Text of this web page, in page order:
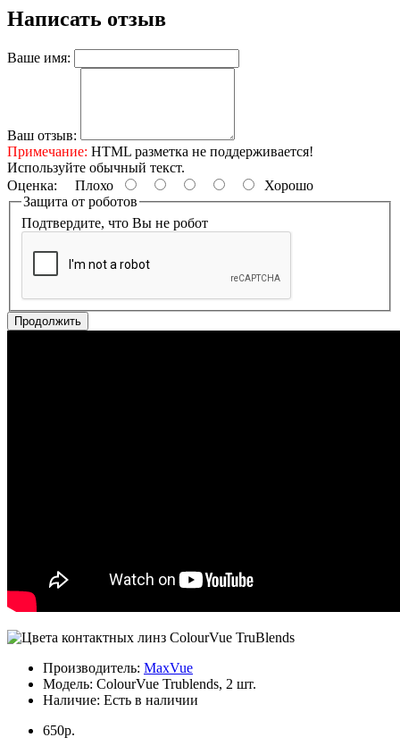
Написать отзыв
Ваше имя:
Ваш отзыв:
Примечание: HTML разметка не поддерживается!
Используйте обычный текст.
Оценка: Плохо
Хорошо
Защита от роботов
Подтвердите, что Вы не робот
Продолжить
Производитель: MaxVue
Модель: ColourVue Trublends, 2 шт.
Наличие: Есть в наличии
650р.